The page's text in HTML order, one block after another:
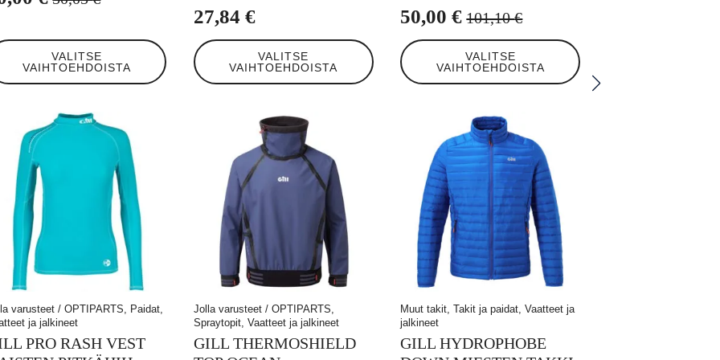
€.
€.
VALITSE
VAIHTOEHDOISTA
27,84 €
VALITSE
VAIHTOEHDOISTA
Tällä
tuotteella
on
tuotteen
sivulla.
101,10€
Alkuperäinen
hinta
oli:
50,00€
Nykyinen
hinta
on:
VALITSE
VAIHTOEHDOISTA
Tällä
tuotteella
on
valinnat
tuotteen
sivulla.
varusteet / OPTIPARTS, Paidat,
ja jalkineet
PRO RASH VEST
Jolla varusteet / OPTIPARTS,
Spraytopit, Vaatteet ja jalkineet
GILL THERMOSHIELD
Muut takit, Takit ja paidat, Vaatteet ja
jalkineet
GILL HYDROPHOBE